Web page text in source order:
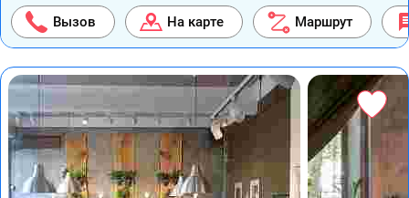
Вызов На карте Маршрут